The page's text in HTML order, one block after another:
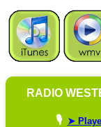
RADIO
🎙️ ➤